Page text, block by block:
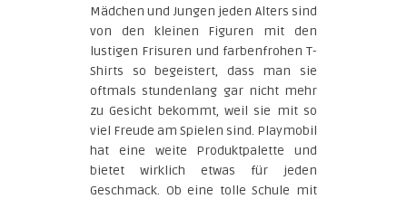
Mädchen und Jungen jeden Alters sind
von den kleinen Figuren mit den
lustigen Frisuren und farbenfrohen T-
Shirts so begeistert, dass man sie
oftmals stundenlang gar nicht mehr
zu Gesicht bekommt, weil sie mit so
viel Freude am Spielen sind. Playmobil
hat eine weite Produktpalette und
bietet wirklich etwas für jeden
Geschmack. Ob eine tolle Schule mit